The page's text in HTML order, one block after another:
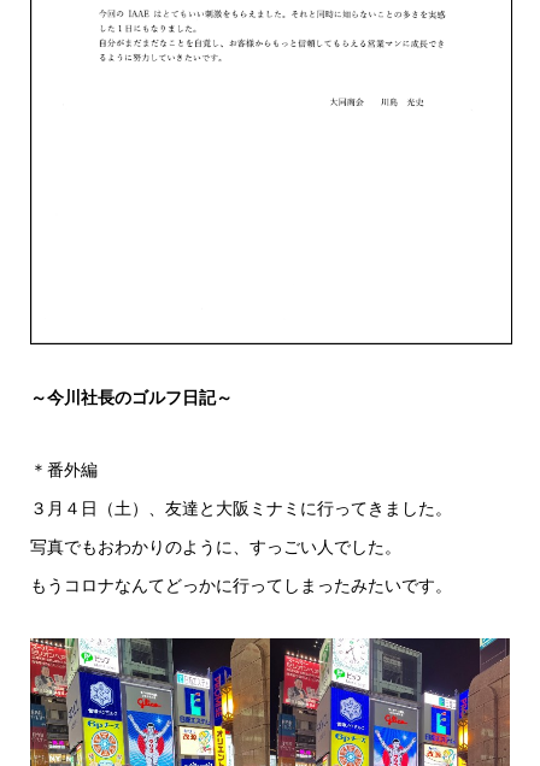
～今川社長のゴルフ日記～
＊番外編
３月４日（土）、友達と大阪ミナミに行ってきました。
写真でもおわかりのように、すっごい人でした。
もうコロナなんてどっかに行ってしまったみたいです。